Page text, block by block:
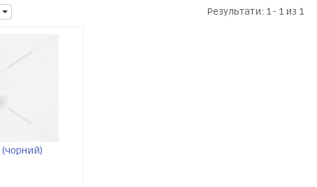
Результати: 1 - 1 из 1
(чорний)